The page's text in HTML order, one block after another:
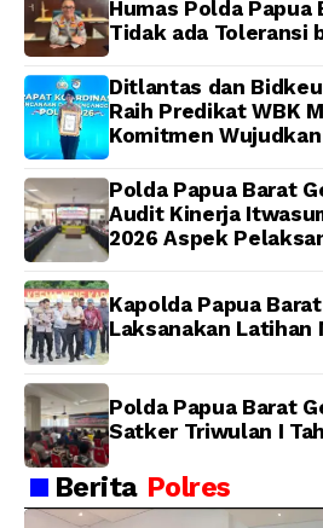
Humas Polda Papua
Tidak ada Toleransi
Ditlantas dan
Raih Predikat WBK
Komitmen
Polda Papua Barat
Audit Kinerja
2026 Aspek
Kapolda Papua
Laksanakan Latihan
Polda Papua Barat
Satker Triwulan I
Berita Polres